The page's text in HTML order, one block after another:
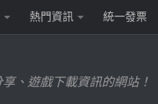
熱門資訊 統一發票
、遊戲下載資訊的網站！